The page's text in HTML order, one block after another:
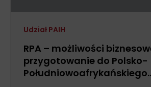
Udział PAIH
RPA – możliwości
przygotowanie do Polsko-
Południowoafrykańskiego